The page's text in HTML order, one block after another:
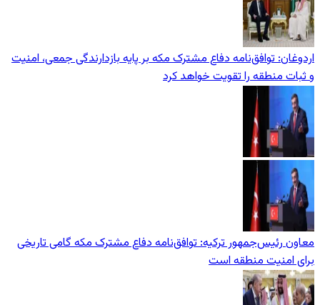
اردوغان: توافق‌نامه دفاع مشترک مکه بر پایه بازدارندگی جمعی، امنیت
و ثبات منطقه را تقویت خواهد کرد
معاون رئیس‌جمهور ترکیه: توافق‌نامه دفاع مشترک مکه گامی تاریخی
برای امنیت منطقه است